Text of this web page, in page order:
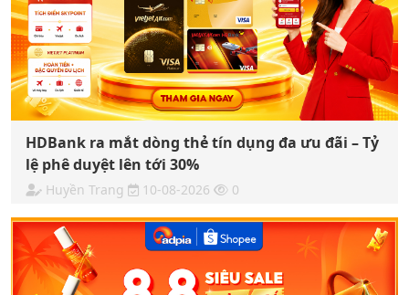
HDBank ra mắt dòng thẻ tín dụng đa ưu đãi – Tỷ
lệ phê duyệt lên tới 30%
Huyền Trang 10-08-2026 0